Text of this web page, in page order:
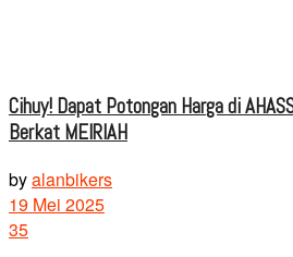
Cihuy! Dapat Potongan Harga di
Berkat MEIRIAH
byalanbikers
19 Mei 2025
35